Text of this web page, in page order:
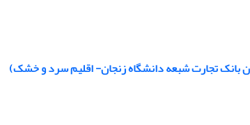
بانک تجارت شبعه دانشگاه زنجان- اقلیم سرد و خشک)